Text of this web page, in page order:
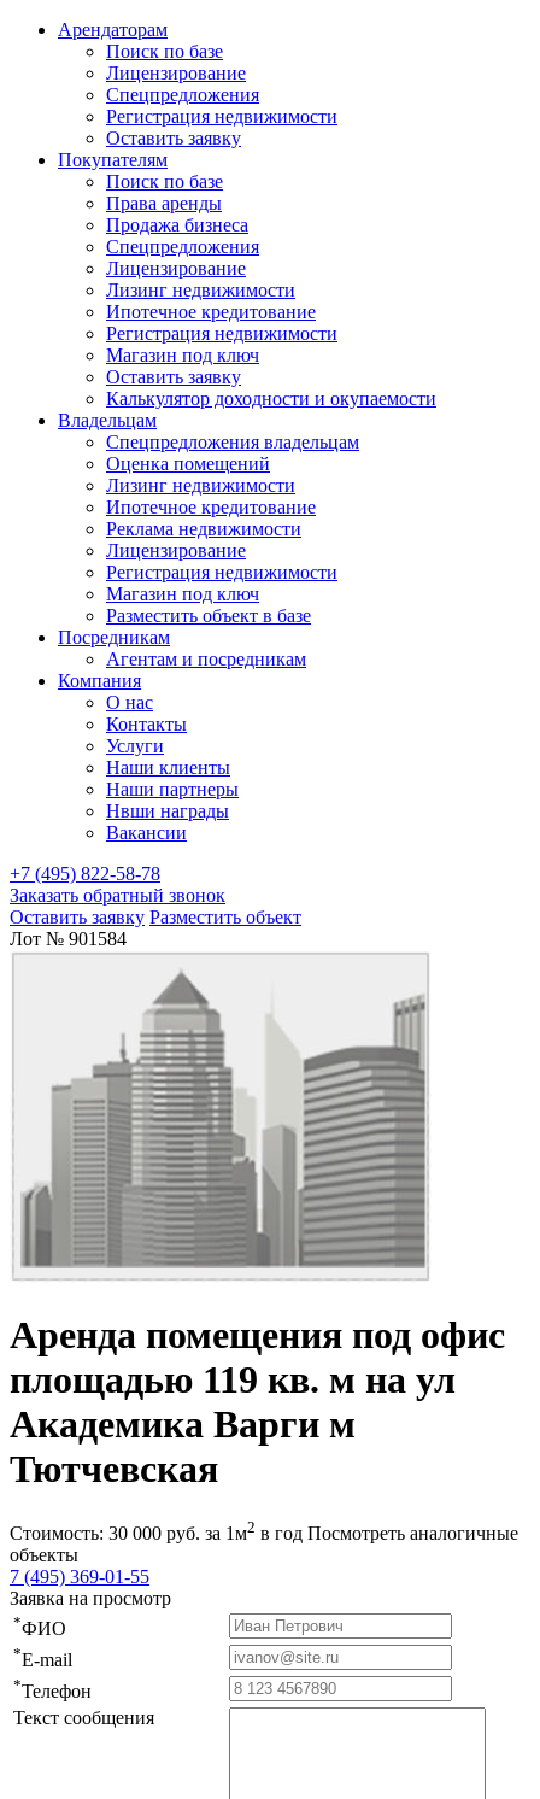
Арендаторам
Поиск по базе
Лицензирование
Спецпредложения
Регистрация недвижимости
Оставить заявку
Покупателям
Поиск по базе
Права аренды
Продажа бизнеса
Спецпредложения
Лицензирование
Лизинг недвижимости
Ипотечное кредитование
Регистрация недвижимости
Магазин под ключ
Оставить заявку
Калькулятор доходности и окупаемости
Владельцам
Спецпредложения владельцам
Оценка помещений
Лизинг недвижимости
Ипотечное кредитование
Реклама недвижимости
Лицензирование
Регистрация недвижимости
Магазин под ключ
Разместить объект в базе
Посредникам
Агентам и посредникам
Компания
О нас
Контакты
Услуги
Наши клиенты
Наши партнеры
Нвши награды
Вакансии
+7 (495) 822-58-78
Заказать обратный звонок
Оставить заявку Разместить объект
Лот № 901584
Аренда помещения под офис
площадью 119 кв. м на ул
Академика Варги м
Тютчевская
Стоимость: 30 000 руб. за 1м2 в год Посмотреть аналогичные
объекты
7 (495) 369-01-55
Заявка на просмотр
*ФИО
*E-mail
*Телефон
Текст сообщения